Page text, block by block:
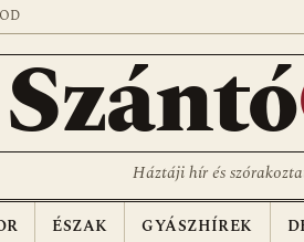
Szántó
Háztáji hír és
ÉSZAK GYÁSZHÍREK